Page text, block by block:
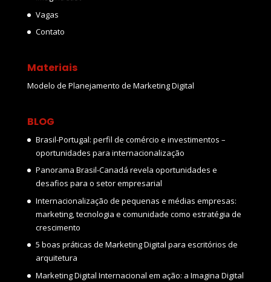
Vagas
Contato
Materiais
Modelo de Planejamento de Marketing Digital
BLOG
Brasil-Portugal: perfil de comércio e investimentos –
oportunidades para internacionalização
Panorama Brasil-Canadá revela oportunidades e
desafios para o setor empresarial
Internacionalização de pequenas e médias empresas:
marketing, tecnologia e comunidade como estratégia de
crescimento
5 boas práticas de Marketing Digital para escritórios de
arquitetura
Marketing Digital Internacional em ação: a Imagina Digital